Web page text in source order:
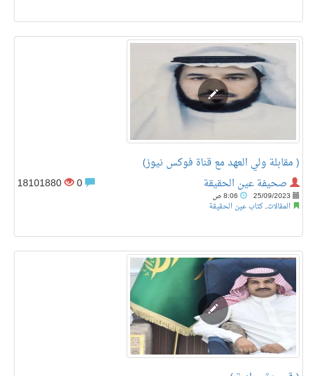
( مقابلة ولي العهد مع قناة فوكس نيوز)
صحيفة عين الحقيقة
25/09/2023
المقالات, كتاب عين الحقيقة
18101880